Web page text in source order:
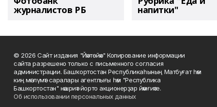
журналистов РБ напитки"
© 2026 Сайт издания "Йәнтөйәк" Копирование информации
сайта разрешено только с письменного согласия
администрации. Башҡортостан Республикаһының Матбуғат һәм
киң мәғлүмәт саралары агентлығы һәм "Республика
Башкортостан" нәшриәт йорто акционерҙар йәмғиәте.
Об использовании персональных данных